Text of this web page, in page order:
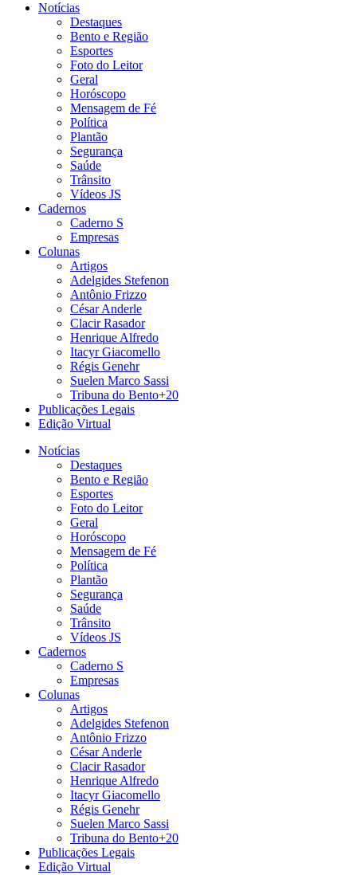
Notícias
Destaques
Bento e Região
Esportes
Foto do Leitor
Geral
Horóscopo
Mensagem de Fé
Política
Plantão
Segurança
Saúde
Trânsito
Vídeos JS
Cadernos
Caderno S
Empresas
Colunas
Artigos
Adelgides Stefenon
Antônio Frizzo
César Anderle
Clacir Rasador
Henrique Alfredo
Itacyr Giacomello
Régis Genehr
Suelen Marco Sassi
Tribuna do Bento+20
Publicações Legais
Edição Virtual
Notícias
Destaques
Bento e Região
Esportes
Foto do Leitor
Geral
Horóscopo
Mensagem de Fé
Política
Plantão
Segurança
Saúde
Trânsito
Vídeos JS
Cadernos
Caderno S
Empresas
Colunas
Artigos
Adelgides Stefenon
Antônio Frizzo
César Anderle
Clacir Rasador
Henrique Alfredo
Itacyr Giacomello
Régis Genehr
Suelen Marco Sassi
Tribuna do Bento+20
Publicações Legais
Edição Virtual